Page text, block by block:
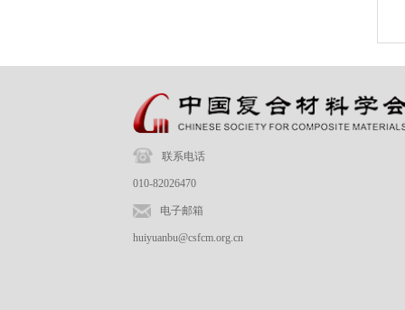
联系电话
010-82026470
电子邮箱
huiyuanbu@csfcm.org.cn